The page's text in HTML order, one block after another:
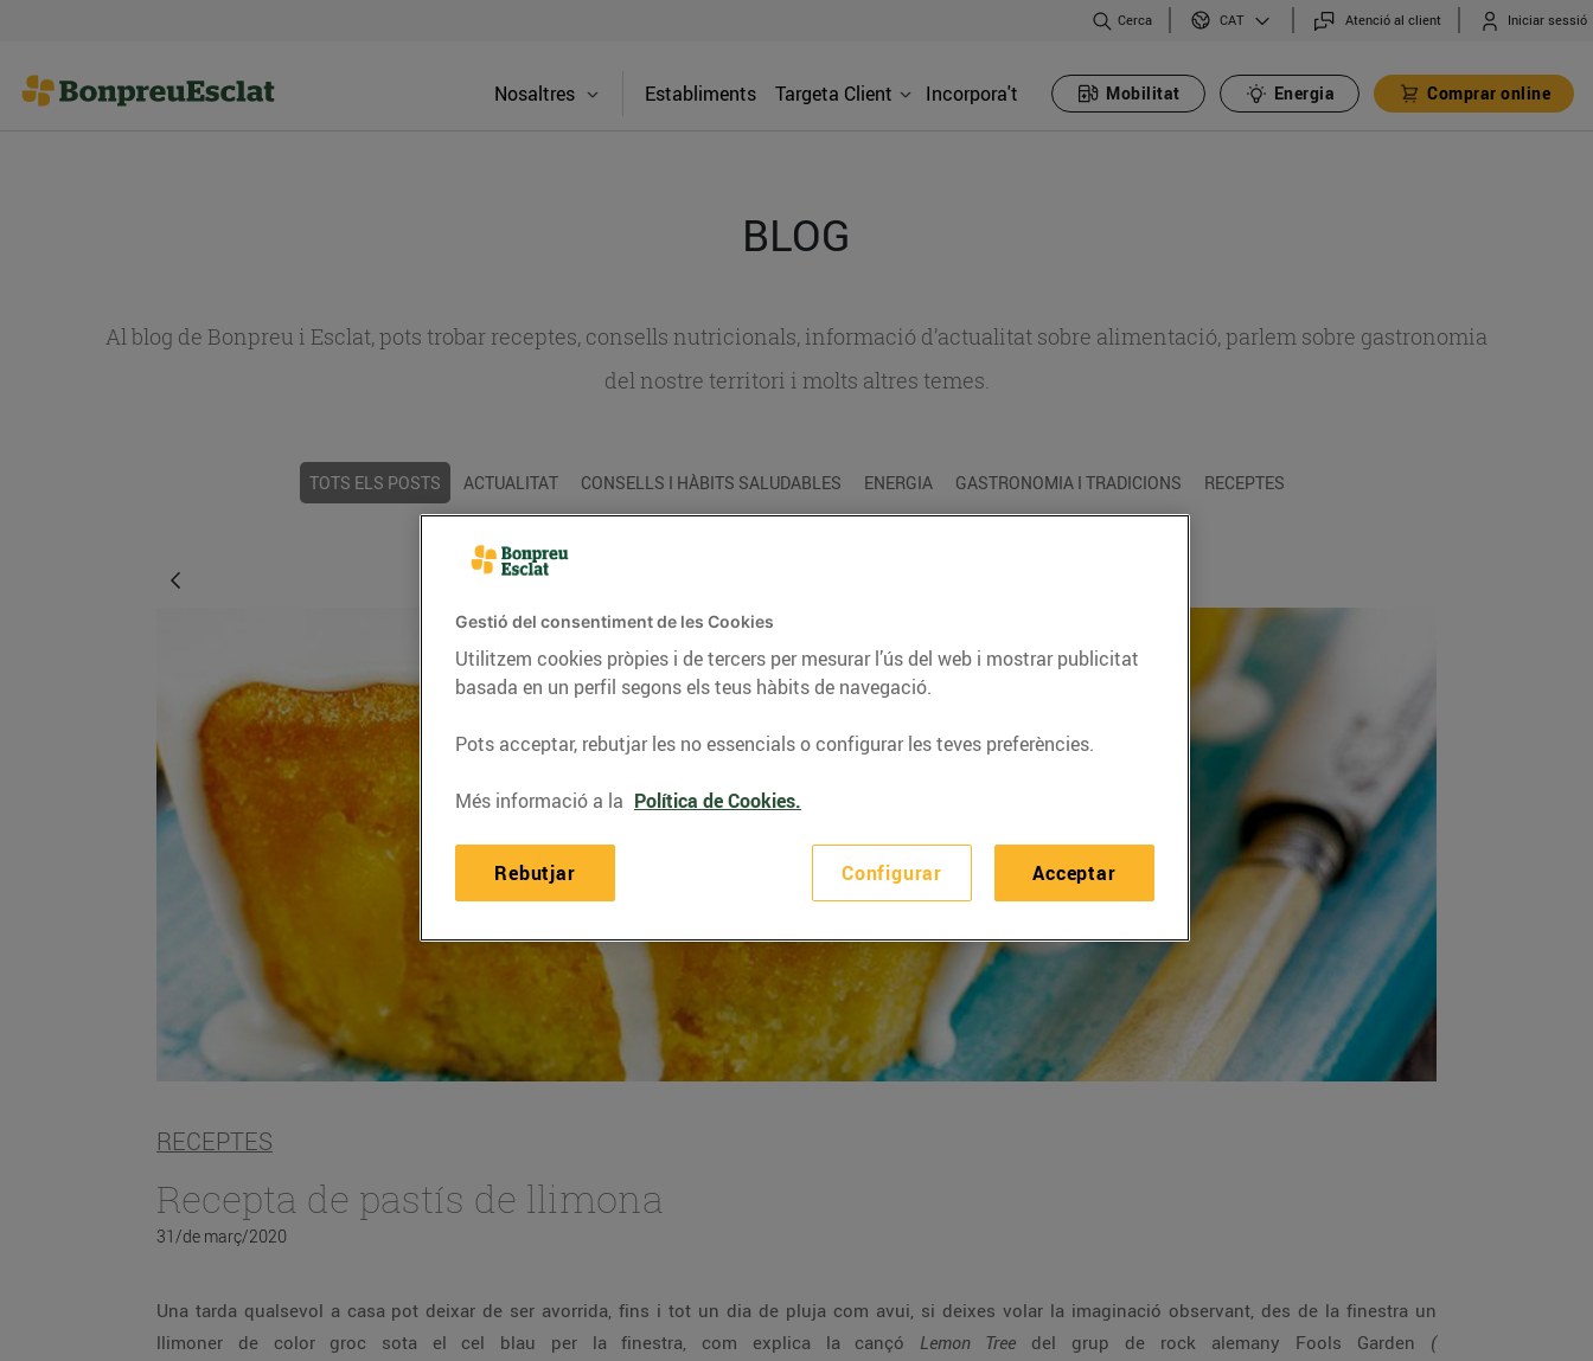
Cerca CAT Atenció al client Iniciar sessió
Nosaltres Establiments Targeta Client Incorpora't Mobilitat Energia Comprar online
BLOG
Al blog de Bonpreu i Esclat, pots trobar receptes, consells nutricionals, informació d’actualitat sobre alimentació, parlem sobre gastronomia
del nostre territori i molts altres temes.
TOTS ELS POSTS ACTUALITAT CONSELLS I HÀBITS SALUDABLES ENERGIA GASTRONOMIA I TRADICIONS RECEPTES
RECEPTES
Recepta de pastís de llimona
31/de març/2020
Una tarda qualsevol a casa pot deixar de ser avorrida, fins i tot un dia de pluja com avui, si deixes volar la imaginació observant, des de la finestra un
llimoner de color groc sota el cel blau per la finestra, com explica la cançó
Lemon Tree del grup de rock alemany Fools Garden (
Gestió del consentiment de les Cookies
Utilitzem cookies pròpies i de tercers per mesurar l’ús del web i mostrar publicitat
basada en un perfil segons els teus hàbits de navegació.
Pots acceptar, rebutjar les no essencials o configurar les teves preferències.
Més informació a la Política de Cookies.
Configurar
Rebutjar Acceptar